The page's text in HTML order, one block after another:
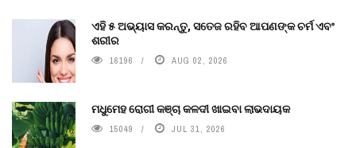
ଏହି ୫ ଅଭ୍ୟାସ କରନ୍ତୁ, ସତେଜ ରହିବ ଆପଣଙ୍କ ଚର୍ମ ଏବଂ
ଶରୀର
16196 AUG 02, 2026
ମଧୁମେହ ରୋଗୀ କଞ୍ଚା କଳଦୀ ଖାଇବା ଲାଭଦାୟକ
15049 JUL 31, 2026